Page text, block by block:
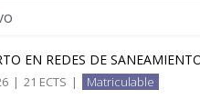
una tutorización
según sus
o atención telefónica).
EN REDES DE
| 21 ECTS | Matriculable